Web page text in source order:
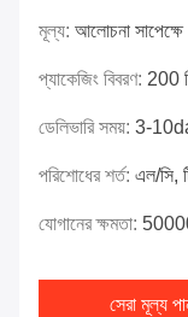
মূল্য: আলোচনা সাপেক্ষে
প্যাকেজিং বিবরণ: 200
ডেলিভারি সময়: 3-
পরিশোধের শর্ত: এল/সি,
যোগানের ক্ষমতা:
সেরা মূল্য